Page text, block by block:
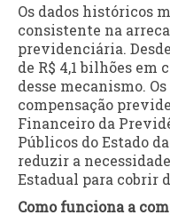
Os dados históricos
consistente na
previdenciária.
de R$ 4,1 bilhões em
desse mecanismo.
compensação
Financeiro da
Públicos do Estado
reduzir a
Estadual para cobrir
Como funciona a